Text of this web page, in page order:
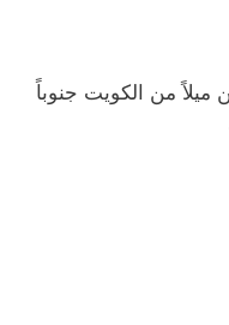
من الكويت جنوباً